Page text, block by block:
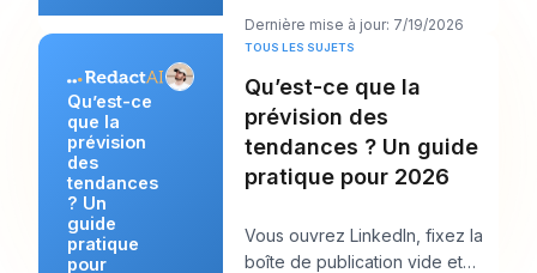
répond avec clarté et semble
peut-êt
Dernière mise à jour: 7/19/2026
Qu’est-ce
que la
prévision
des
tendances
? Un
guide
pratique
pour
TOUS LES SUJETS
Qu’est-ce que la
prévision des
tendances ? Un guide
pratique pour 2026
Vous ouvrez LinkedIn, fixez la
boîte de publication vide et